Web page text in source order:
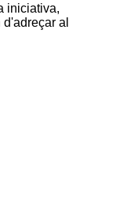
iniciativa,
al